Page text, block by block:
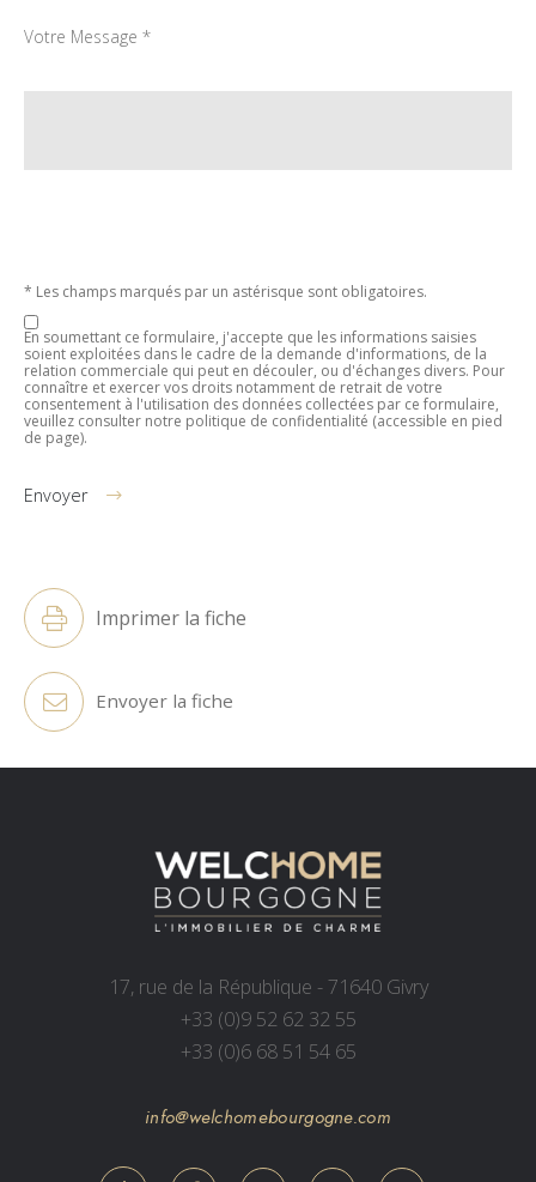
Votre Message *
* Les champs marqués par un astérisque sont obligatoires.
En soumettant ce formulaire, j'accepte que les informations saisies
soient exploitées dans le cadre de la demande d'informations, de la
relation commerciale qui peut en découler, ou d'échanges divers. Pour
connaître et exercer vos droits notamment de retrait de votre
consentement à l'utilisation des données collectées par ce formulaire,
veuillez consulter notre politique de confidentialité (accessible en pied
de page).
Envoyer
Imprimer la fiche
Envoyer la fiche
17, rue de la République - 71640 Givry
+33 (0)9 52 62 32 55
+33 (0)6 68 51 54 65
info@welchomebourgogne.com